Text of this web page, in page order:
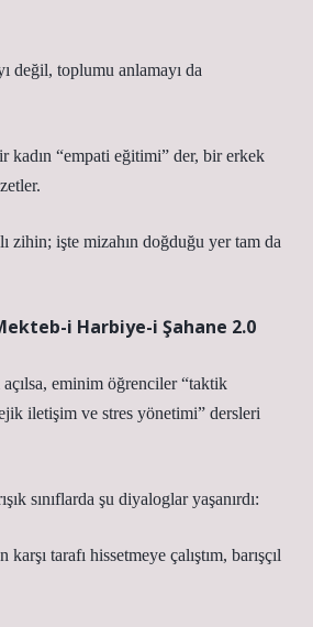
değil, toplumu anlamayı da
kadın “empati eğitimi” der, bir erkek
zihin; işte mizahın doğduğu yer tam da
i Harbiye-i Şahane 2.0
eminim öğrenciler “taktik
iletişim ve stres yönetimi” dersleri
sınıflarda şu diyaloglar yaşanırdı:
tarafı hissetmeye çalıştım, barışçıl